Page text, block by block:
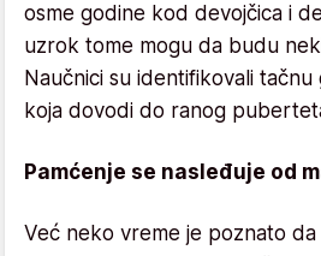
osme godine kod devojčica i
uzrok tome mogu da budu
Naučnici su identifikovali
koja dovodi do ranog
Pamćenje se nasleđuje od
Već neko vreme je poznato